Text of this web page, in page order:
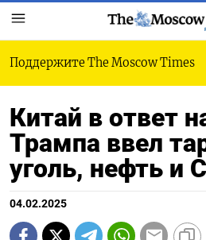
Поддержите The Moscow Times
Китай в ответ
Трампа ввел
уголь, нефть и
04.02.2025